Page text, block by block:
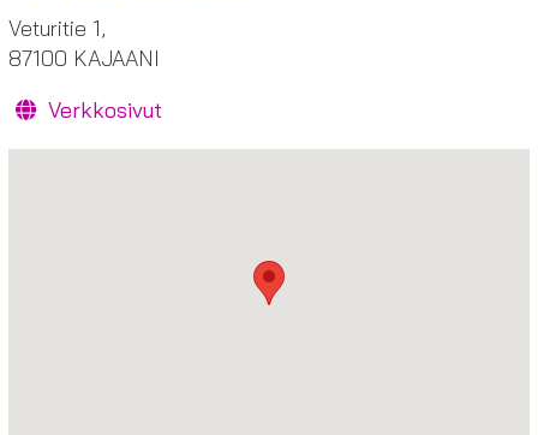
Veturitie 1,
87100 KAJAANI
Verkkosivut